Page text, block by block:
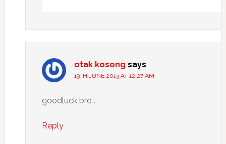
otak kosong says
19TH JUNE 2013 AT 12:27 AM
goodluck bro .
Reply